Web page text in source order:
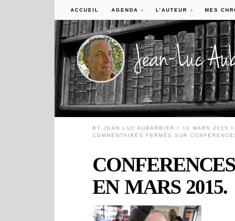
ACCUEIL AGENDA L’AUTEUR MES
BYJEAN LUC AUBARBIER • 10 MARS 2015
COMMENTAIRES FERMÉS
SUR
EN MARS 2015.